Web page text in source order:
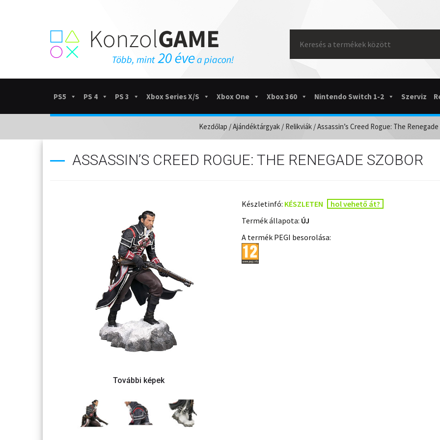
for:
PS5 PS 4 PS 3 Xbox Series X/S Xbox One Xbox 360 Nintendo Switch 1-2 Szerviz
Kezdőlap /Ajándéktárgyak / Relikviák / Assassin’s Creed Rogue: The
ASSASSIN’S CREED ROGUE: THE RENEGADE SZOBOR
Készletinfó: KÉSZLETEN
hol vehető át?
Termék állapota: ÚJ
A termék PEGI besorolása: